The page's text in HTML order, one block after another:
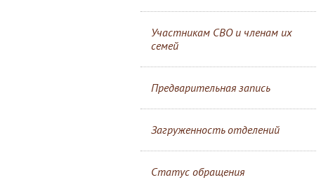
Участникам СВО и членам их
семей
Предварительная запись
Загруженность отделений
Статус обращения